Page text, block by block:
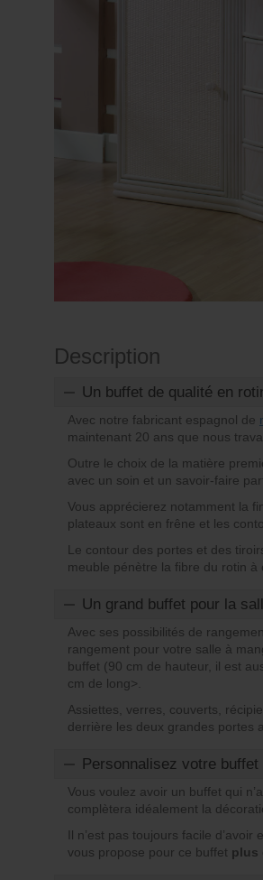
Description
Un buffet de qualité en
Avec notre fabricant espagnol de
maintenant 20 ans que nous
Outre le choix de la matière
avec un soin et un savoir-faire
Vous apprécierez notamment la
plateaux sont en frêne et les
Le contour des portes et des
meuble pénètre la fibre du rotin à
Un grand buffet pour la
Avec ses possibilités de
rangement pour votre salle à
buffet (90 cm de hauteur, il est
cm de long>.
Assiettes, verres, couverts,
derrière les deux grandes portes
Personnalisez votre
Vous voulez avoir un buffet qui
complètera idéalement la
Il n’est pas toujours facile
vous propose pour ce buffet plus